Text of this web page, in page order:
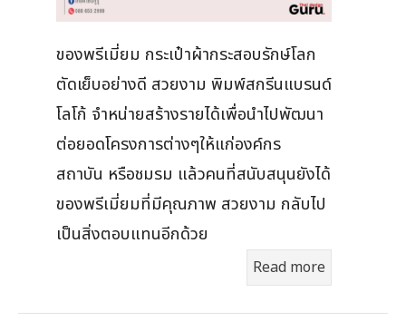
ของพรีเมี่ยม กระเป๋าผ้ากระสอบรักษ์โลก
ตัดเย็บอย่างดี สวยงาม พิมพ์สกรีนแบรนด์
โลโก้ จำหน่ายสร้างรายได้เพื่อนำไปพัฒนา
ต่อยอดโครงการต่างๆให้แก่องค์กร
สถาบัน หรือชมรม แล้วคนที่สนับสนุนยังได้
ของพรีเมี่ยมที่มีคุณภาพ สวยงาม กลับไป
เป็นสิ่งตอบแทนอีกด้วย
Read more